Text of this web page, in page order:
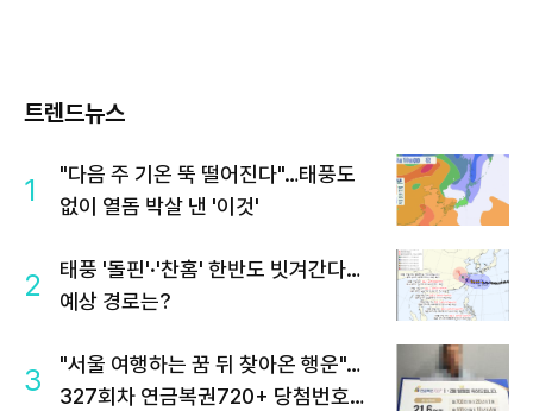
트렌드뉴스
1
"다음 주 기온 뚝 떨어진다"…태풍도
없이 열돔 박살 낸 '이것'
2
태풍 '돌핀'·'찬홈' 한반도 빗겨간다…
예상 경로는?
3
"서울 여행하는 꿈 뒤 찾아온 행운"…
327회차 연금복권720+ 당첨번호조